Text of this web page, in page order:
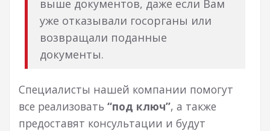
выше документов, даже если Вам
уже отказывали госорганы или
возвращали поданные
документы.
Специалисты нашей компании помогут
все реализовать “под ключ”, а также
предоставят консультации и будут